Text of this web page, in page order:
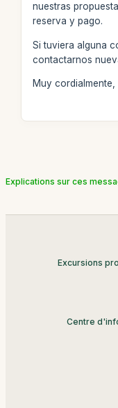
nuestras
reserva y pago.
Si tuviera alguna
contactarnos
Muy cordialmente,
Explications sur ces
Excursions
Centre